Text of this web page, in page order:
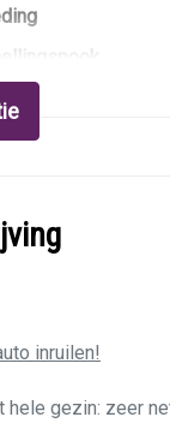
verstelbaar
inruilen!
hele gezin: zeer